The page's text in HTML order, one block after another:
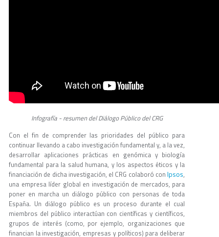
Infografía - resumen del Diálogo Público del CRG
Con el fin de comprender las prioridades del público para
continuar llevando a cabo investigación fundamental y, a la vez,
desarrollar aplicaciones prácticas en genómica y biología
fundamental para la salud humana, y los aspectos éticos y la
financiación de dicha investigación, el CRG colaboró con Ipsos,
una empresa líder global en investigación de mercados, para
poner en marcha un diálogo público con personas de toda
España. Un diálogo público es un proceso durante el cual
miembros del público interactúan con científicas y científicos,
grupos de interés (como, por ejemplo, organizaciones que
financian la investigación, empresas y políticos) para deliberar